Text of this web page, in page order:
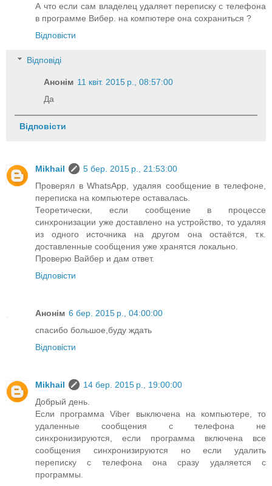
А что если сам владелец удаляет переписку с телефона
в программе Вибер. на компютере она сохраниться ?
Відповісти
Відповіді
Анонім 11 квіт. 2015 р., 08:57:00
Да
Відповісти
Mikhail
5 бер. 2015 р., 21:53:00
Проверял в WhatsApp, удаляя сообщение в телефоне,
переписка на компьютере оставалась.
Теоретически, если сообщение в процессе
синхронизации уже доставлено на устройство, то удаляя
из одного источника на другом она остаётся, т.к.
доставленные сообщения уже хранятся локально.
Проверю Вайбер и дам ответ.
Відповісти
Анонім 6 бер. 2015 р., 04:00:00
спасибо большое,буду ждать
Відповісти
Mikhail
14 бер. 2015 р., 19:00:00
Добрый день.
Если программа Viber выключена на компьютере, то
удаленные сообщения с телефона не
синхронизируются, если программа включена все
сообщения синхронизируются но если удалить
переписку с телефона она сразу удаляется с
программы.